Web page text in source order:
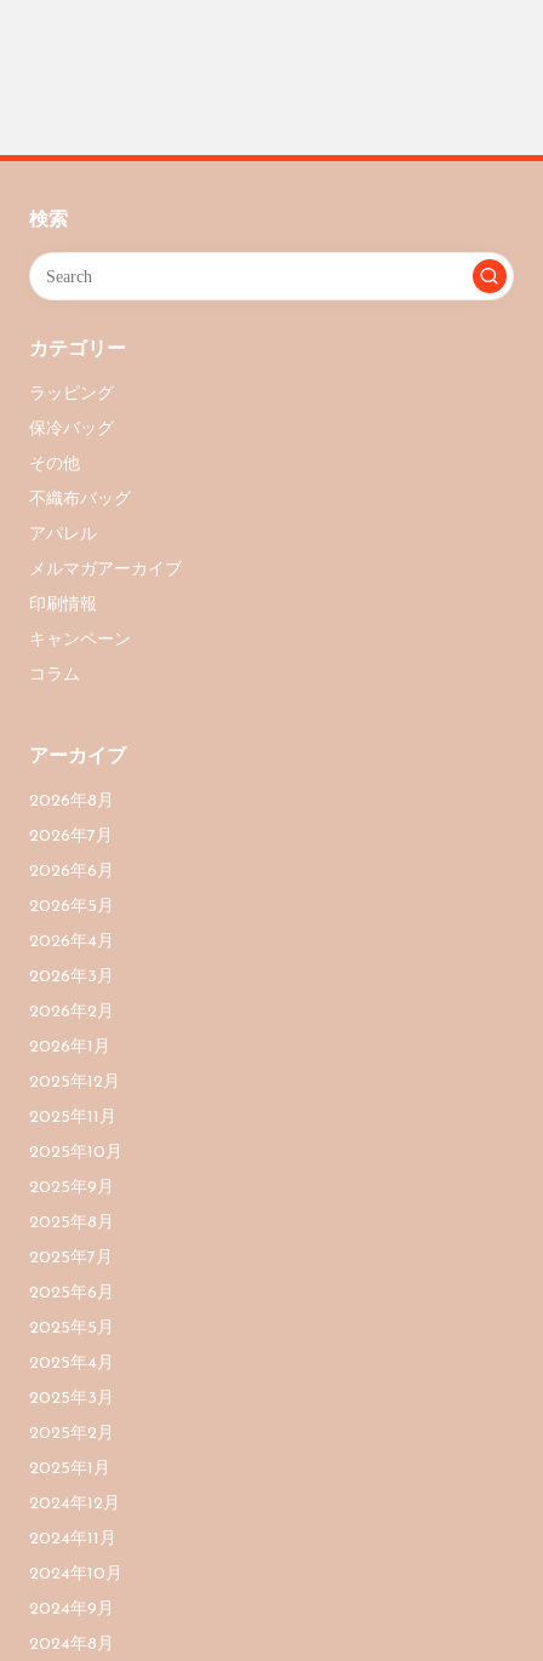
検索
カテゴリー
ラッピング
保冷バッグ
その他
不織布バッグ
アパレル
メルマガアーカイブ
印刷情報
キャンペーン
コラム
アーカイブ
2026年8月
2026年7月
2026年6月
2026年5月
2026年4月
2026年3月
2026年2月
2026年1月
2025年12月
2025年11月
2025年10月
2025年9月
2025年8月
2025年7月
2025年6月
2025年5月
2025年4月
2025年3月
2025年2月
2025年1月
2024年12月
2024年11月
2024年10月
2024年9月
2024年8月